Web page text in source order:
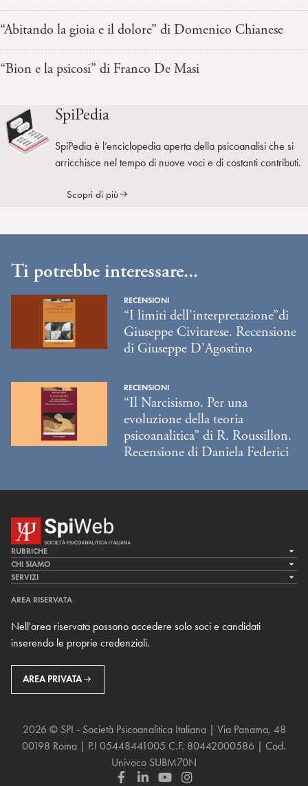
“Abitando la gioia e il dolore” di Domenico Chianese
“Bion e la psicosi” di Franco De Masi
SpiPedia
SpiPedia è l’enciclopedia aperta della psicoanalisi che si
arricchisce nel tempo di nuove voci e di costanti contributi.
Scopri di più
Ti potrebbe interessare...
RECENSIONI
“I limiti dell’interpretazione”di
Giuseppe Civitarese. Recensione
di Giuseppe D’Agostino
RECENSIONI
“Il Narcisismo. Per una
evoluzione della teoria
psicoanalitica” di R. Roussillon.
Recensione di Daniela Federici
RUBRICHE
LA CURA
LA RICERCA
MULTIMEDIA
CHI SIAMO
LA SPI
TEAM DI SPIWEB
CONTATTI
RIVISTE
SERVIZI
ARCHIVIO STORICO
AREA RISERVATA
Nell'area riservata possono accedere solo soci e candidati
inserendo le proprie credenziali.
AREA PRIVATA
2026 © SPI - Società Psicoanalitica Italiana | Via Panama, 48
00198 Roma | P.I 05448441005 C.F. 80442000586 | Cod.
Univoco SUBM70N